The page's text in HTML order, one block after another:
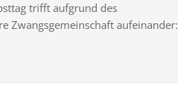
trifft aufgrund des
Zwangsgemeinschaft aufeinander: